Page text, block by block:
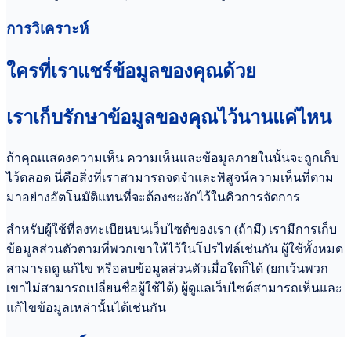
การวิเคราะห์
ใครที่เราแชร์ข้อมูลของคุณด้วย
เราเก็บรักษาข้อมูลของคุณไว้นานแค่ไหน
ถ้าคุณแสดงความเห็น ความเห็นและข้อมูลภายในนั้นจะถูกเก็บ
ไว้ตลอด นี่คือสิ่งที่เราสามารถจดจำและพิสูจน์ความเห็นที่ตาม
มาอย่างอัตโนมัติแทนที่จะต้องชะงักไว้ในคิวการจัดการ
สำหรับผู้ใช้ที่ลงทะเบียนบนเว็บไซต์ของเรา (ถ้ามี) เรามีการเก็บ
ข้อมูลส่วนตัวตามที่พวกเขาให้ไว้ในโปรไฟล์เช่นกัน ผู้ใช้ทั้งหมด
สามารถดู แก้ไข หรือลบข้อมูลส่วนตัวเมื่อใดก็ได้ (ยกเว้นพวก
เขาไม่สามารถเปลี่ยนชื่อผู้ใช้ได้) ผู้ดูแลเว็บไซต์สามารถเห็นและ
แก้ไขข้อมูลเหล่านั้นได้เช่นกัน